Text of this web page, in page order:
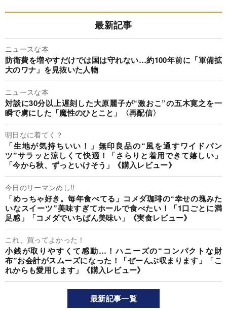
最新記事
ニュースな本
防衛費を増やすだけでは国は守れない…約100年前に「軍備拡
大のワナ」を見抜いた人物
ニュースな本
対談に30分以上遅刻した大原麗子が“激おこ”の五木寛之を一
瞬で虜にした「魔性のひとこと」〈再配信〉
明日なに着てく？
「生地が気持ちいい！」無印良品の“風を通すワイドパン
ツ”サラッと涼しくて快適！「さらりと着用できて嬉しい」
「今から秋、ずっといけそう」《購入レビュー》
今日のリーマンめし!!
「めっちゃ好き。毎年食べてる」コメダ珈琲の“幸せの塊みた
いなスイーツ”美味すぎてホールで食べたい！「1口ごとに満
足感」「コメダでいちばん美味い」《実食レビュー》
これ、買ってよかった！
小銭が取りやすくて感動…！ハニーズの“コンパクトな財
布”お会計がスムーズになった！「ぜーんぶ収まります」「こ
れからも愛用します」《購入レビュー》
最新記事一覧